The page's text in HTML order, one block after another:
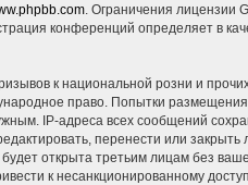
. Ограничения лицензии
конференций определяет в
к национальной розни и
право. Попытки
IP-адреса всех сообщений
перенести или
открыта третьим лицам без
к несанкционированному